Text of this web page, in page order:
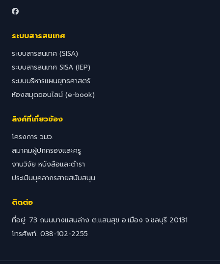
ระบบสารสนเทศ
ระบบสารสนเทศ (SISA)
ระบบสารสนเทศ SISA (IEP)
ระบบบริหารแผนยุทธศาสตร์
ห้องสมุดออนไลน์ (e-book)
ลิงค์ที่เกี่ยวข้อง
โครงการ วมว.
สมาคมผู้ปกครองและครู
งานวิจัย หนังสือและตำรา
ประเมินบุคลากรสายสนับสนุน
ติดต่อ
ที่อยู่: 73 ถนนบางแสนล่าง ต.แสนสุข อ.เมือง จ.ชลบุรี 20131
โทรศัพท์: 038-102-2255